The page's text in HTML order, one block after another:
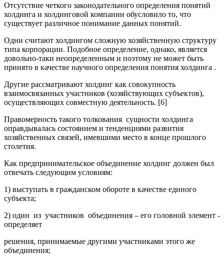
Отсутствие четкого законодательного определения понятий
холдинга и холдинговой компании обусловило то, что
существует различное понимание данных понятий.
Одни считают холдингом сложную хозяйственную структуру
типа корпорации. Подобное определение, однако, является
довольно-таки неопределенным и поэтому не может быть
принято в качестве научного определения понятия холдинга .
Другие рассматривают холдинг как совокупность
взаимосвязанных участников (хозяйствующих субъектов),
осуществляющих совместную деятельность. [6]
Правомерность такого толкования сущности холдинга
оправдывалась состоянием и тенденциями развития
хозяйственных связей, имевшими место в конце прошлого
столетия.
Как предпринимательское объединение холдинг должен был
отвечать следующим условиям:
1) выступать в гражданском обороте в качестве единого
субъекта;
2) один из участников объединения – его головной элемент -
определяет
решения, принимаемые другими участниками этого же
объединения;